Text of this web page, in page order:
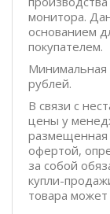
монитора.
основанием
покупателем.
Минимальная
рублей.
В связи с
цены у
размещенная
офертой,
за собой
купли-
товара